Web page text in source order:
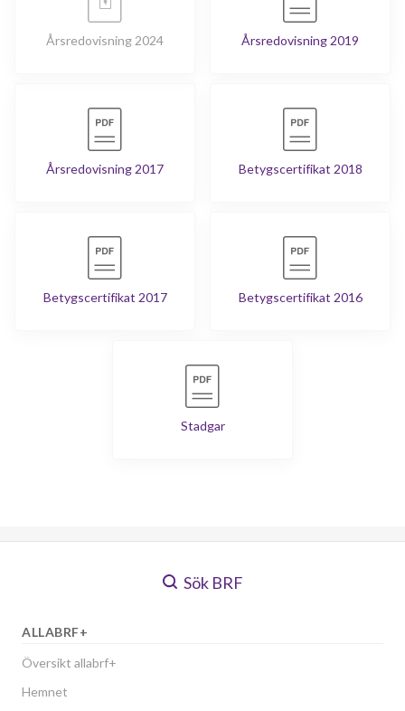
Årsredovisning 2024 Årsredovisning 2019
Årsredovisning 2017 Betygscertifikat 2018
Betygscertifikat 2017 Betygscertifikat 2016
Stadgar
Sök BRF
ALLABRF+
Översikt allabrf+
Hemnet